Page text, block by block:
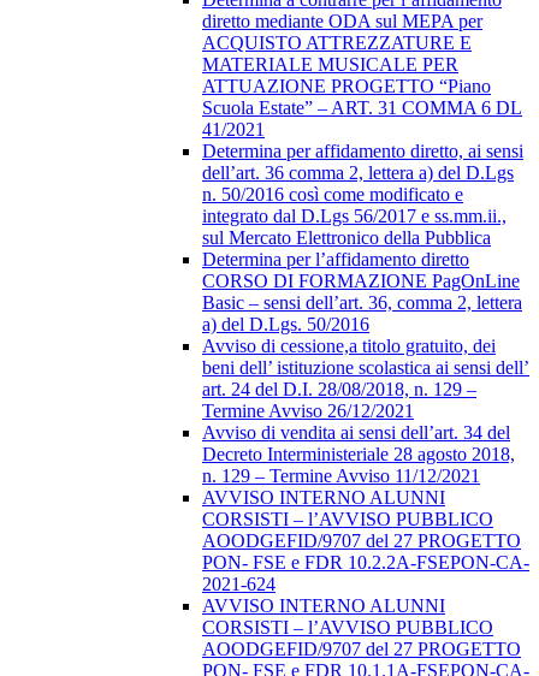
diretto mediante ODA sul MEPA per
ACQUISTO ATTREZZATURE E
MATERIALE MUSICALE PER
ATTUAZIONE PROGETTO “Piano
Scuola Estate” – ART. 31 COMMA 6 DL
41/2021
Determina per affidamento diretto, ai sensi
dell’art. 36 comma 2, lettera a) del D.Lgs
n. 50/2016 così come modificato e
integrato dal D.Lgs 56/2017 e ss.mm.ii.,
sul Mercato Elettronico della Pubblica
Determina per l’affidamento diretto
CORSO DI FORMAZIONE PagOnLine
Basic – sensi dell’art. 36, comma 2, lettera
a) del D.Lgs. 50/2016
Avviso di cessione,a titolo gratuito, dei
beni dell’ istituzione scolastica ai sensi dell’
art. 24 del D.I. 28/08/2018, n. 129 –
Termine Avviso 26/12/2021
Avviso di vendita ai sensi dell’art. 34 del
Decreto Interministeriale 28 agosto 2018,
n. 129 – Termine Avviso 11/12/2021
AVVISO INTERNO ALUNNI
CORSISTI – l’AVVISO PUBBLICO
AOODGEFID/9707 del 27 PROGETTO
PON- FSE e FDR 10.2.2A-FSEPON-CA-
2021-624
AVVISO INTERNO ALUNNI
CORSISTI – l’AVVISO PUBBLICO
AOODGEFID/9707 del 27 PROGETTO
PON- FSE e FDR 10.1.1A-FSEPON-CA-